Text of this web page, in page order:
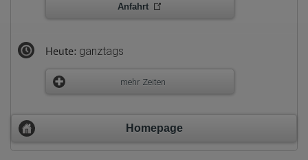
Anfahrt
Heute: ganztags
mehr Zeiten
Homepage